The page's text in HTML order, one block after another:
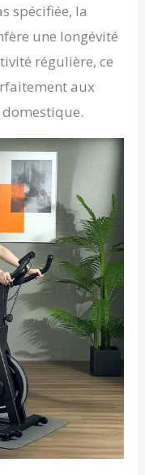
spécifiée, la
une longévité
régulière, ce
aux